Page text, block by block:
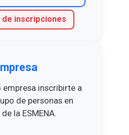
de inscripciones
empresa inscribirte a
de personas en
la ESMENA.